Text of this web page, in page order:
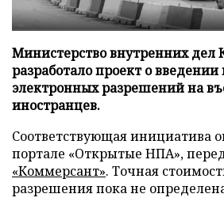
Министерство внутренних дел
разработало проект о
электронных разрешений на
иностранцев.
Соответствующая инициатива
портале «Открытые НПА»,
«Коммерсант». Точная
разрешения пока не